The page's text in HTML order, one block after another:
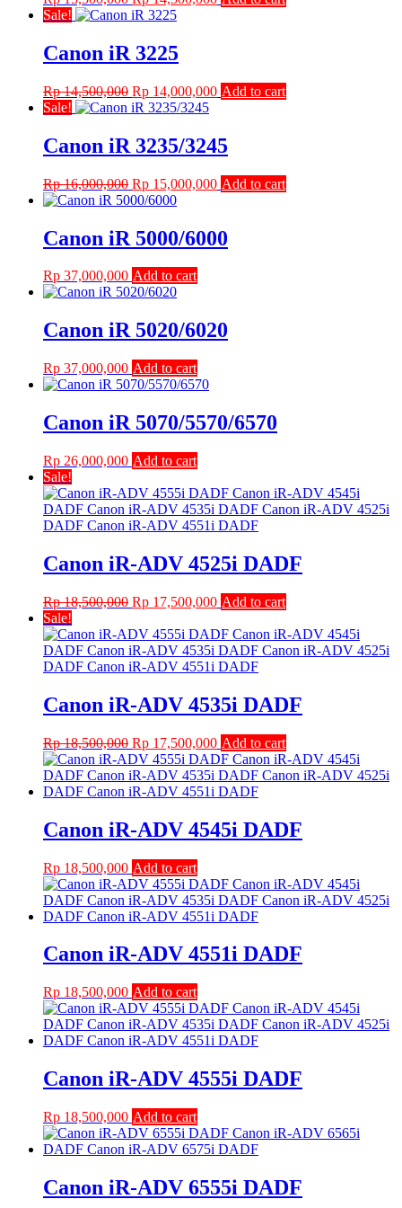
price
Rp 15,500,000.
Sale!
Canon iR 3225
Rp14,500,000 Original
price
Rp 14,500,000.
Rp 14,000,000Current
Rp 14,000,000.
Add to cart
Sale!
Canon iR 3235/3245
Rp16,000,000 Original
price
Rp 16,000,000.
Rp 15,000,000Current
Rp 15,000,000.
Add to cart
Canon iR 5000/6000
Rp 37,000,000 Add to cart
Canon iR 5020/6020
Rp 37,000,000 Add to cart
Canon iR 5070/5570/6570
Rp 26,000,000 Add to cart
Sale!
Canon iR-ADV 4525i DADF
Rp18,500,000 Original
was:
Rp 18,500,000.
Rp 17,500,000Current
is:
Rp 17,500,000.
Add to cart
Sale!
Canon iR-ADV 4535i DADF
Rp18,500,000 Original
price
was:
Rp 18,500,000.
Rp 17,500,000Current
price
is:
Rp 17,500,000.
Add to cart
Canon iR-ADV 4545i DADF
Rp 18,500,000 Add to cart
Canon iR-ADV 4551i DADF
Rp 18,500,000 Add to cart
Canon iR-ADV 4555i DADF
Rp 18,500,000 Add to cart
Canon iR-ADV 6555i DADF